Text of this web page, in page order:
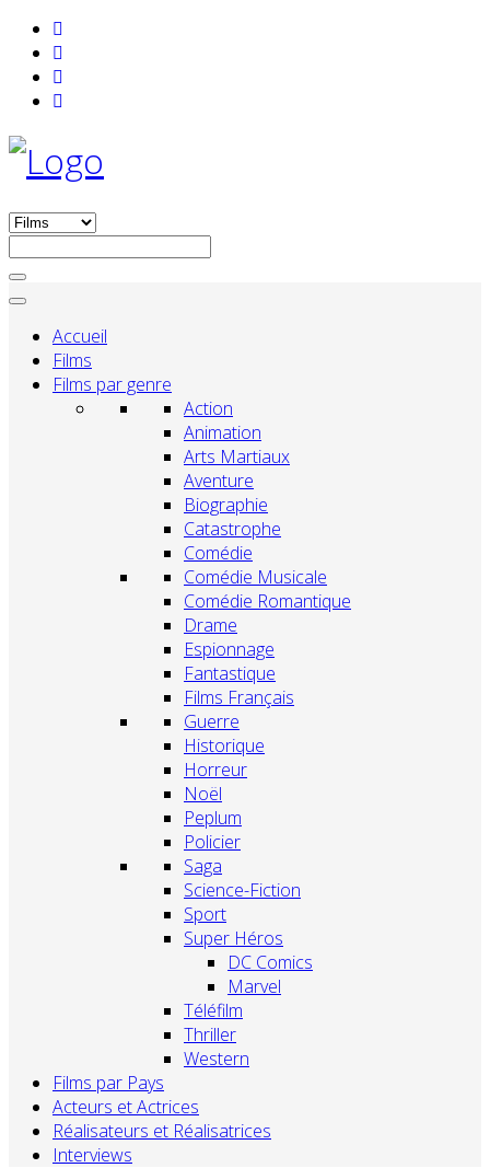
Accueil
Films
Films par genre
Action
Animation
Arts Martiaux
Aventure
Biographie
Catastrophe
Comédie
Comédie Musicale
Comédie Romantique
Drame
Espionnage
Fantastique
Films Français
Guerre
Historique
Horreur
Noël
Peplum
Policier
Saga
Science-Fiction
Sport
Super Héros
DC Comics
Marvel
Téléfilm
Thriller
Western
Films par Pays
Acteurs et Actrices
Réalisateurs et Réalisatrices
Interviews